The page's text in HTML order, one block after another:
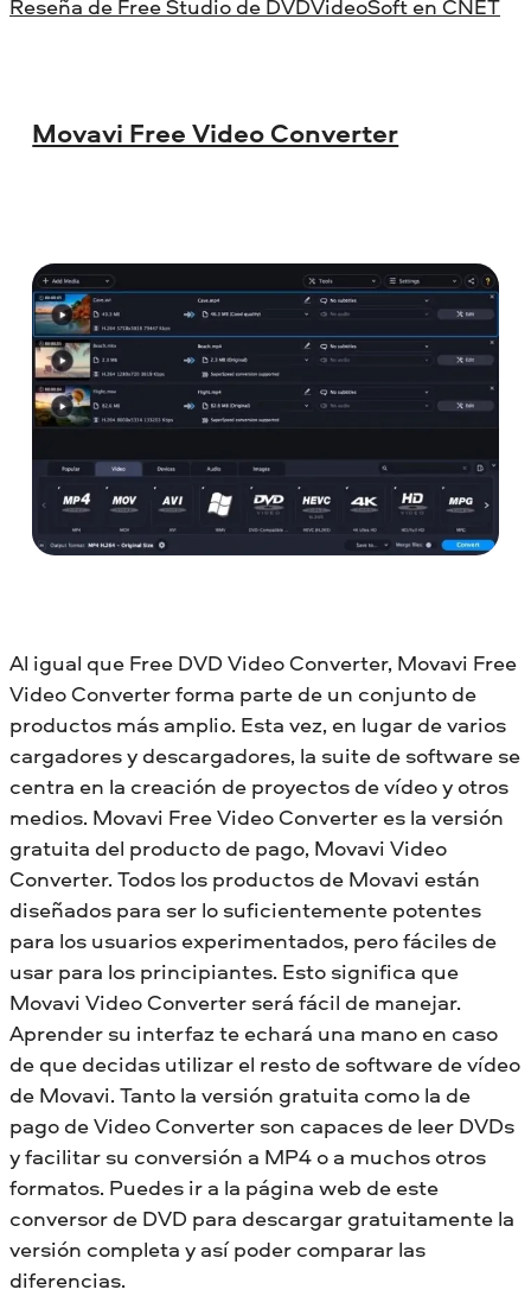
Reseña de Free Studio de DVDVideoSoft en CNET
Movavi Free Video Converter
Al igual que Free DVD Video Converter, Movavi Free
Video Converter forma parte de un conjunto de
productos más amplio. Esta vez, en lugar de varios
cargadores y descargadores, la suite de software se
centra en la creación de proyectos de vídeo y otros
medios. Movavi Free Video Converter es la versión
gratuita del producto de pago, Movavi Video
Converter. Todos los productos de Movavi están
diseñados para ser lo suficientemente potentes
para los usuarios experimentados, pero fáciles de
usar para los principiantes. Esto significa que
Movavi Video Converter será fácil de manejar.
Aprender su interfaz te echará una mano en caso
de que decidas utilizar el resto de software de vídeo
de Movavi. Tanto la versión gratuita como la de
pago de Video Converter son capaces de leer DVDs
y facilitar su conversión a MP4 o a muchos otros
formatos. Puedes ir a la página web de este
conversor de DVD para descargar gratuitamente la
versión completa y así poder comparar las
diferencias.